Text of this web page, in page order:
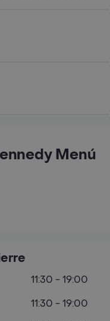
Menú
11:30 - 19:00
11:30 - 19:00